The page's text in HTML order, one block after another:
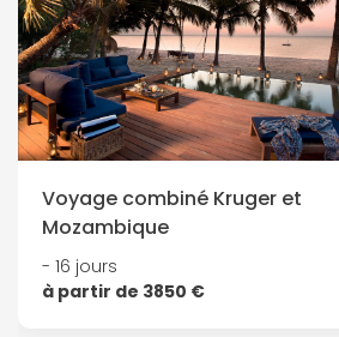
Voyage combiné Kruger et
Mozambique
- 16 jours
à partir de 3850 €